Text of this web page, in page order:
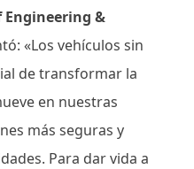
Engineering &
«Los vehículos sin
de transformar la
en nuestras
más seguras y
Para dar vida a